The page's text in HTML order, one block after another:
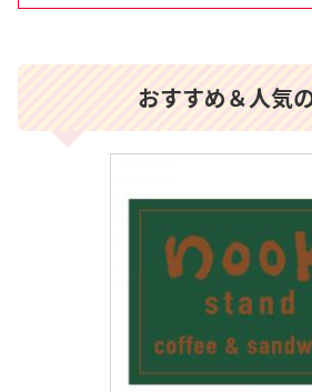
おすすめ＆人気